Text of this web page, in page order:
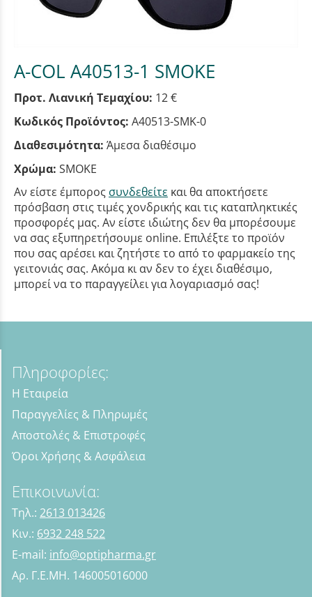
A-COL A40513-1 SMOKE
Προτ. Λιανική Τεμαχίου: 12 €
Κωδικός Προϊόντος: A40513-SMK-0
Διαθεσιμότητα: Άμεσα διαθέσιμο
Χρώμα: SMOKE
Αν είστε έμπορος συνδεθείτε και θα αποκτήσετε
πρόσβαση στις τιμές χονδρικής και τις καταπληκτικές
προσφορές μας. Αν είστε ιδιώτης δεν θα μπορέσουμε
να σας εξυπηρετήσουμε online. Επιλέξτε το προϊόν
που σας αρέσει και ζητήστε το από το φαρμακείο της
γειτονιάς σας. Ακόμα κι αν δεν το έχει διαθέσιμο,
μπορεί να το παραγγείλει για λογαριασμό σας!
Πληροφορίες:
Η Εταιρεία
Παραγγελίες & Πληρωμές
Αποστολές & Επιστροφές
Όροι Χρήσης & Ασφάλεια
Επικοινωνία:
Τηλ.: 2613 013426
Κιν.: 6932 248 522
E-mail: info@optipharma.gr
Αρ. Γ.Ε.ΜΗ. 146005016000